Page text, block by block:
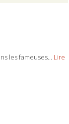
les fameuses...
Lire